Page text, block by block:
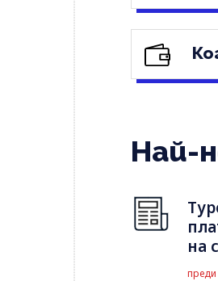
Най-
на